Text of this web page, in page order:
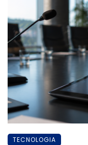
TECNOLOGIA